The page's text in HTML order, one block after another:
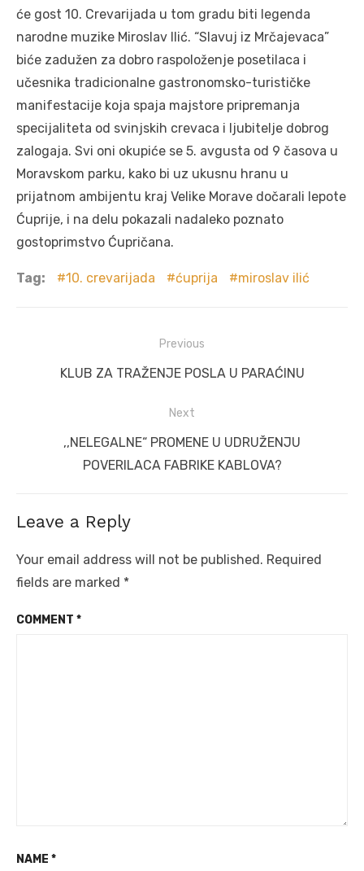
će gost 10. Crevarijada u tom gradu biti legenda
narodne muzike Miroslav Ilić. “Slavuj iz Mrčajevaca”
biće zadužen za dobro raspoloženje posetilaca i
učesnika tradicionalne gastronomsko-turističke
manifestacije koja spaja majstore pripremanja
specijaliteta od svinjskih crevaca i ljubitelje dobrog
zalogaja. Svi oni okupiće se 5. avgusta od 9 časova u
Moravskom parku, kako bi uz ukusnu hranu u
prijatnom ambijentu kraj Velike Morave dočarali lepote
Ćuprije, i na delu pokazali nadaleko poznato
gostoprimstvo Ćupričana.
Tag: 10. crevarijada ćuprija miroslav ilić
navigation
Previous
Previous
KLUB ZA TRAŽENJE POSLA U PARAĆINU
Next
,,NELEGALNE“ PROMENE U UDRUŽENJU
POVERILACA FABRIKE KABLOVA?
Leave a Reply
Your email address will not be published. Required
fields are marked *
COMMENT *
NAME *